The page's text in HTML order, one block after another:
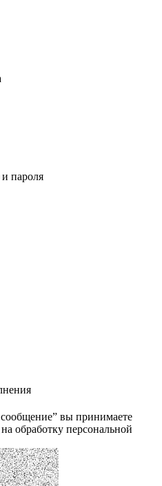
пароля
вы принимаете
на обработку персональной